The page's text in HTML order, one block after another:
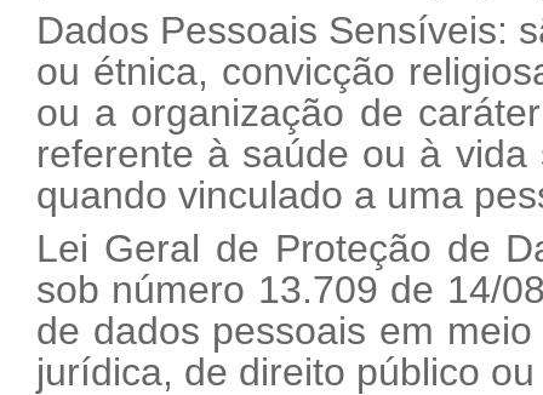
Dados Pessoais Sensíveis:
ou étnica, convicção
ou a organização de
referente à saúde ou à
quando vinculado a uma
Lei Geral de Proteção de
sob número 13.709 de 14/
de dados pessoais em
jurídica, de direito público